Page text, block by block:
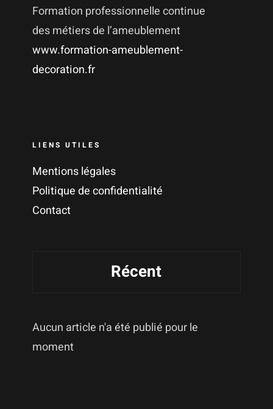
Formation professionnelle continue
des métiers de l’ameublement
www.formation-ameublement-
decoration.fr
LIENS UTILES
Mentions légales
Politique de confidentialité
Contact
Récent
Aucun article n'a été publié pour le
moment